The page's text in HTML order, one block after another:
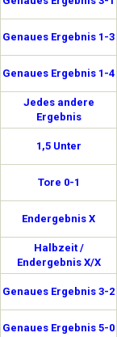
Genaues Ergebnis 1-3
Genaues Ergebnis 1-4
Jedes andere
Ergebnis
1,5 Unter
Tore 0-1
Endergebnis X
Halbzeit /
Endergebnis X/X
Genaues Ergebnis 3-2
Genaues Ergebnis 5-0